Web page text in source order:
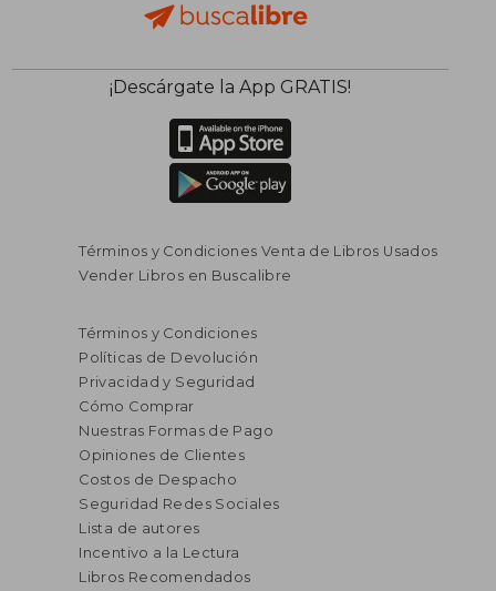
¡Descárgate la App GRATIS!
Términos y Condiciones Venta de Libros Usados
Vender Libros en Buscalibre
Términos y Condiciones
Políticas de Devolución
Privacidad y Seguridad
Cómo Comprar
Nuestras Formas de Pago
Opiniones de Clientes
Costos de Despacho
Seguridad Redes Sociales
Lista de autores
Incentivo a la Lectura
Libros Recomendados